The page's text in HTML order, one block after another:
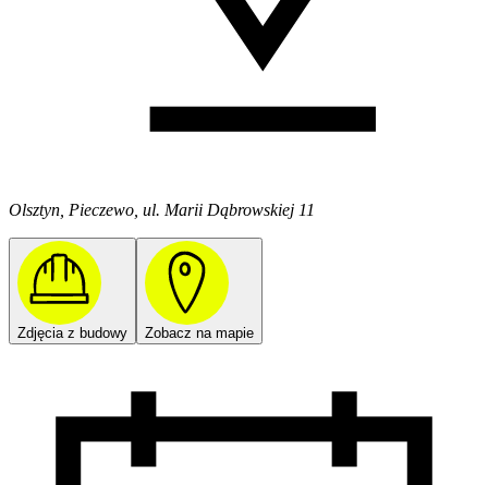
Olsztyn, Pieczewo, ul. Marii Dąbrowskiej 11
Zdjęcia z budowy Zobacz na mapie